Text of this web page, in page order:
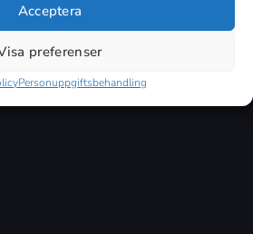
Acceptera
preferenser
Personuppgiftsbehandling